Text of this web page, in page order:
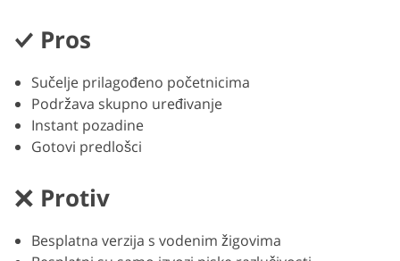
Pros
Sučelje prilagođeno početnicima
Podržava skupno uređivanje
Instant pozadine
Gotovi predlošci
Protiv
Besplatna verzija s vodenim žigovima